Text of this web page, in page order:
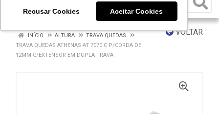
Recusar Cookies Aceitar Cookies
VOLTAR
INÍCIO ALTURA
TRAVA QUEDAS
TRAVA QUEDAS ATHENAS AT 7070 C P/CORDA DE
12MM C/EXTENSOR EM DUPLA TRAVA